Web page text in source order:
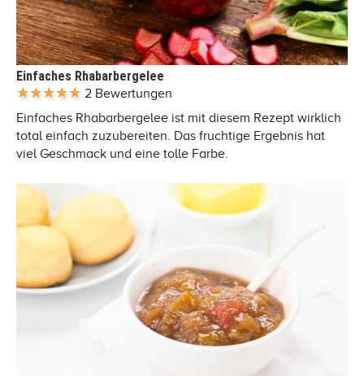
Einfaches Rhabarbergelee
2 Bewertungen
Einfaches Rhabarbergelee ist mit diesem Rezept wirklich
total einfach zuzubereiten. Das fruchtige Ergebnis hat
viel Geschmack und eine tolle Farbe.